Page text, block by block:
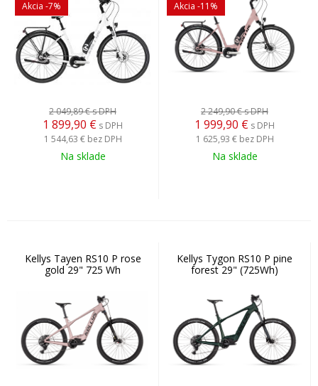
Akcia -7%
2 049,89 €s DPH
1 899,90 € s DPH
1 544,63 € bez DPH
Na sklade
Akcia -11%
2 249,90 €s DPH
1 999,90 € s DPH
1 625,93 € bez DPH
Na sklade
Kellys Tayen RS10 P rose
gold 29" 725 Wh
Kellys Tygon RS10 P pine
forest 29" (725Wh)